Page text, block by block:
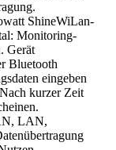
ShineWiLan-
Monitoring-
Gerät
Bluetooth
eingeben
kurzer Zeit
LAN,